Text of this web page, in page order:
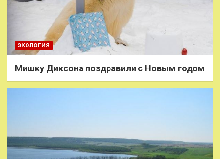
ЭКОЛОГИЯ
Мишку Диксона поздравили с Новым годом